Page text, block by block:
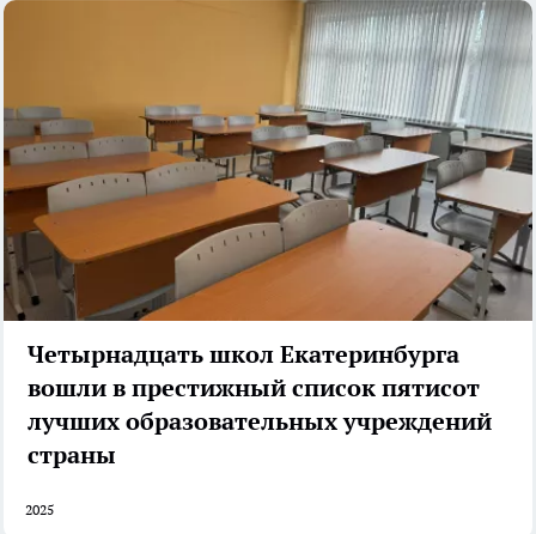
Четырнадцать школ Екатеринбурга
вошли в престижный список пятисот
лучших образовательных учреждений
страны
2025